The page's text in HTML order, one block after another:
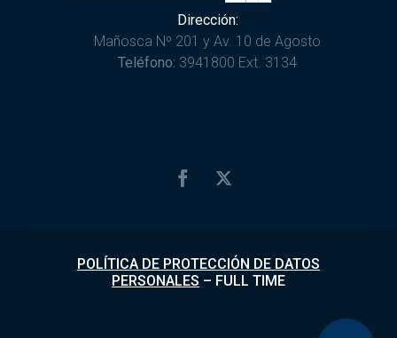
Dirección:
Mañosca Nº 201 y Av. 10 de Agosto
Teléfono: 3941800 Ext. 3134
POLÍTICA DE PROTECCIÓN DE DATOS
PERSONALES – FULL TIME